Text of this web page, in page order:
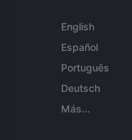
English
Español
Português
Deutsch
Más...